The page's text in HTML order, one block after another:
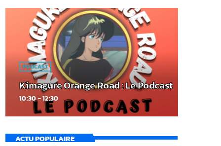
PODCAST
Kimagure Orange Road : Le Podcast
10:30 - 12:30
ACTU POPULAIRE